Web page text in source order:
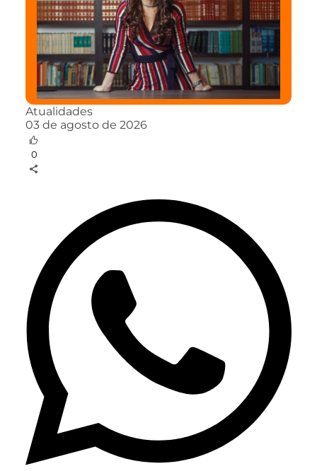
Atualidades
03 de agosto de 2026
0